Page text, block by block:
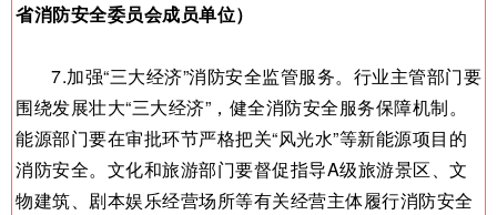
省消防安全委员会成员单位）
7.加强“三大经济”消防安全监管服务。行业主管部门要
围绕发展壮大“三大经济”，健全消防安全服务保障机制。
能源部门要在审批环节严格把关“风光水”等新能源项目的
消防安全。文化和旅游部门要督促指导A级旅游景区、文
物建筑、剧本娱乐经营场所等有关经营主体履行消防安全